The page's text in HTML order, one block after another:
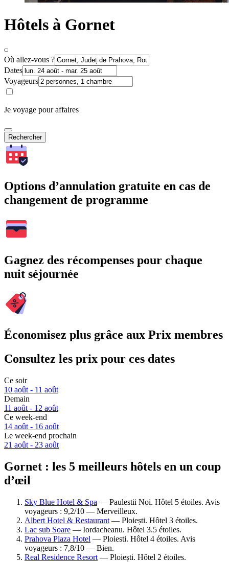
Hôtels à Gornet
Où allez-vous ?
Dates
Voyageurs
Je voyage pour affaires
Rechercher
Options d’annulation gratuite en cas de
changement de programme
Gagnez des récompenses pour chaque
nuit séjournée
Économisez plus grâce aux Prix membres
Consultez les prix pour ces dates
Ce soir
10 août - 11 août
Demain
11 août - 12 août
Ce week-end
14 août - 16 août
Le week-end prochain
21 août - 23 août
Gornet : les 5 meilleurs hôtels en un coup
d’œil
Sky Blue Hotel & Spa — Paulestii Noi. Hôtel 5 étoiles. Avis
voyageurs : 9,2/10 — Merveilleux.
Albert Hotel & Restaurant — Ploiești. Hôtel 3 étoiles.
Lac sub Soare — Iordacheanu. Hôtel 3.5 étoiles.
Prahova Plaza Hotel — Ploiesti. Hôtel 4 étoiles. Avis
voyageurs : 7,8/10 — Bien.
Real Residence Resort — Ploiești. Hôtel 2 étoiles.